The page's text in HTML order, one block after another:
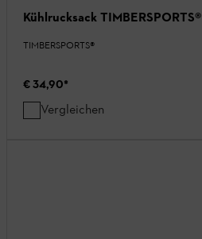
Kühlrucksack TIMBERSPORTS®
TIMBERSPORTS®
€ 34,90*
Vergleichen